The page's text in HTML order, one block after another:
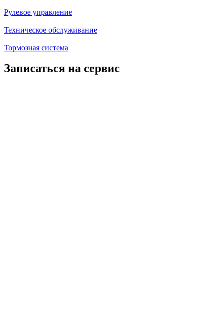
Рулевое управление
Техническое обслуживание
Тормозная система
Записаться на сервис